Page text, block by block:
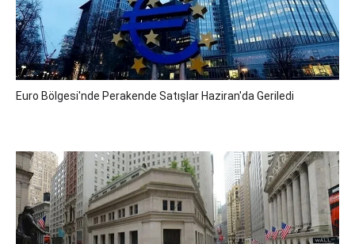
Euro Bölgesi'nde Perakende Satışlar Haziran'da Geriledi